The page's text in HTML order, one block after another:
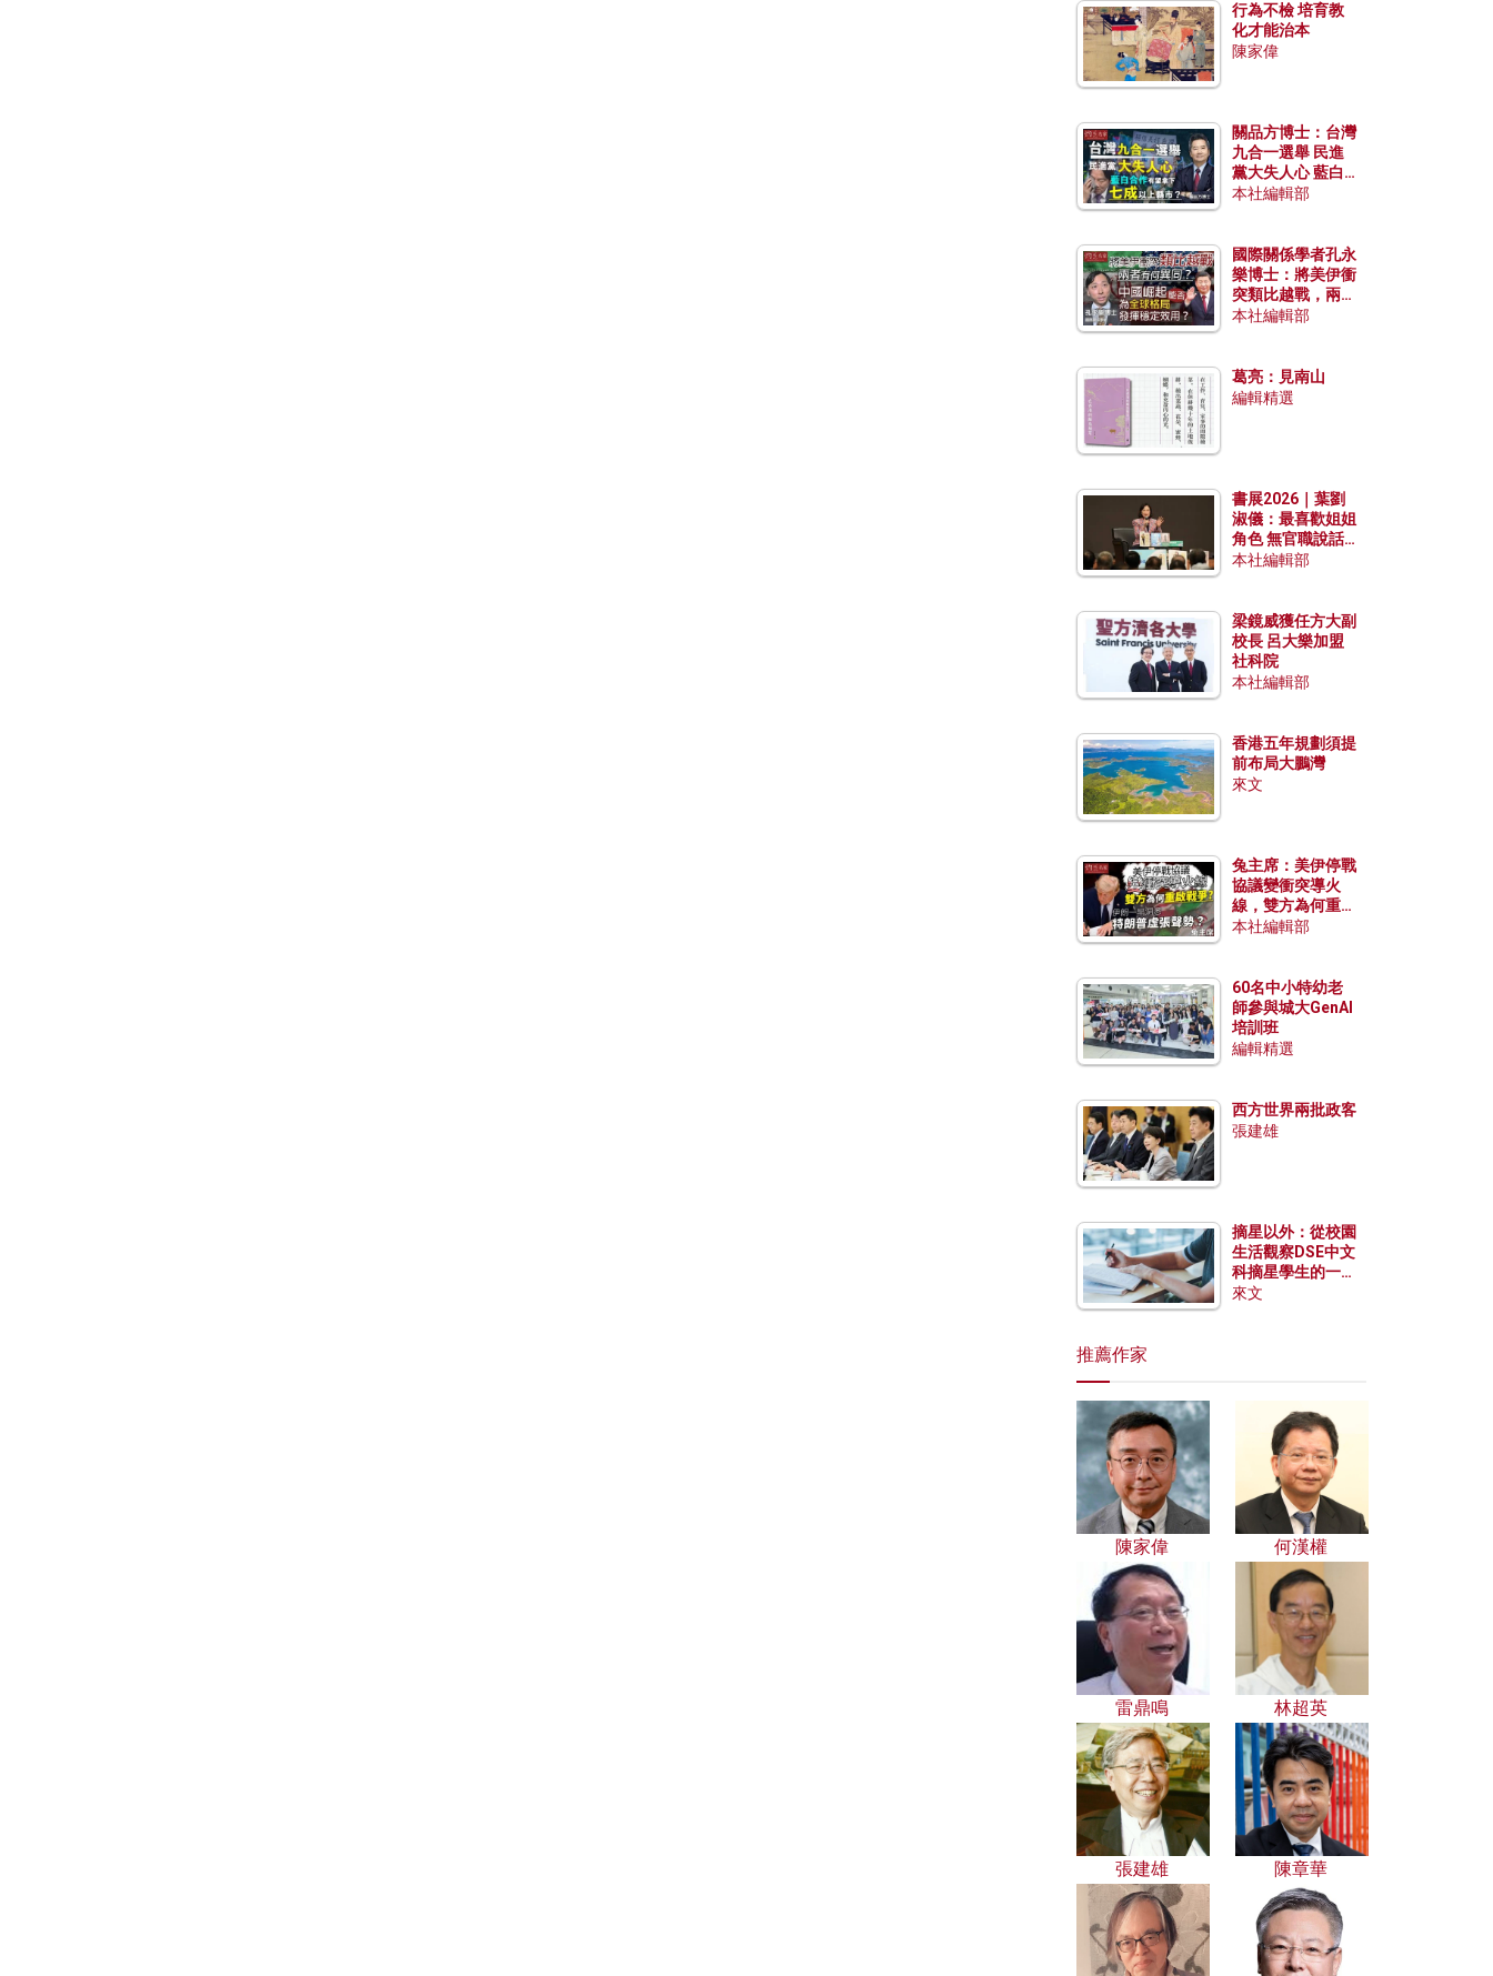
行為不檢 培育教
化才能治本
陳家偉
關品方博士：台灣
九合一選舉 民進
黨大失人心 藍白
合作有望拿下七成
本社編輯部
國際關係學者孔永
樂博士：將美伊衝
突類比越戰，兩者
有何異同？中國崛
本社編輯部
葛亮：見南山
編輯精選
書展2026｜葉劉
淑儀：最喜歡姐姐
角色 無官職說話
包袱少
本社編輯部
梁鏡威獲任方大副
校長 呂大樂加盟
社科院
本社編輯部
香港五年規劃須提
前布局大鵬灣
來文
兔主席：美伊停戰
協議變衝突導火
線，雙方為何重啟
戰爭？伊朗一早洞
本社編輯部
60名中小特幼老
師參與城大GenAI
培訓班
編輯精選
西方世界兩批政客
張建雄
摘星以外：從校園
生活觀察DSE中文
科摘星學生的一點
特質
來文
推薦作家
陳家偉 何漢權
雷鼎鳴 林超英
張建雄 陳章華